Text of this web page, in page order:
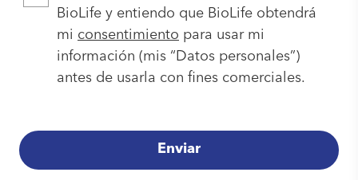
BioLife y entiendo que BioLife obtendrá
mi consentimiento para usar mi
información (mis “Datos personales”)
antes de usarla con fines comerciales.
Enviar